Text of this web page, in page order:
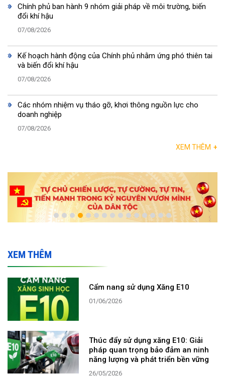
Chính phủ ban hành 9 nhóm giải pháp về môi trường, biến
đổi khí hậu
07/08/2026
Kế hoạch hành động của Chính phủ nhằm ứng phó thiên tai
và biến đổi khí hậu
07/08/2026
Các nhóm nhiệm vụ tháo gỡ, khơi thông nguồn lực cho
doanh nghiệp
07/08/2026
XEM THÊM +
XEM THÊM
Cẩm nang sử dụng Xăng E10
01/06/2026
Thúc đẩy sử dụng xăng E10: Giải
pháp quan trọng bảo đảm an ninh
năng lượng và phát triển bền vững
26/05/2026